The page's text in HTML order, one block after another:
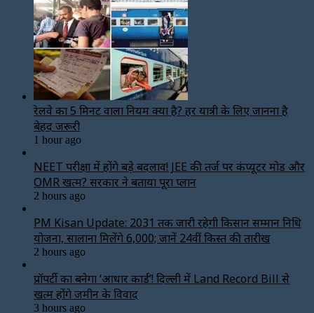
रेलवे का 5 मिनट वाला नियम क्या है? हर यात्री के लिए जानना है
बेहद जरूरी
1 hour ago
NEET परीक्षा में होंगे बड़े बदलाव! JEE की तर्ज पर कंप्यूटर मोड और
OMR खत्म? सरकार ने बताया पूरा प्लान
2 hours ago
PM Kisan Update: 2031 तक जारी रहेगी किसान सम्मान निधि
योजना, सालाना मिलेंगे ₹6,000; जानें 24वीं किस्त की तारीख
2 hours ago
प्रॉपर्टी का बनेगा ‘आधार कार्ड’! दिल्ली में Land Record Bill से
खत्म होंगे जमीन के विवाद
3 hours ago